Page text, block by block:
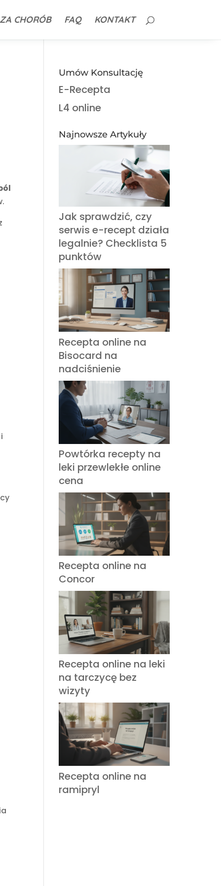
CHORÓB FAQ KONTAKT
Umów Konsultację
E-Recepta
L4 online
Najnowsze Artykuły
Jak sprawdzić, czy
serwis e-recept działa
legalnie? Checklista 5
punktów
Recepta online na
Bisocard na
nadciśnienie
Powtórka recepty na
leki przewlekłe online
cena
Recepta online na
Concor
Recepta online na leki
na tarczycę bez
wizyty
Recepta online na
ramipryl